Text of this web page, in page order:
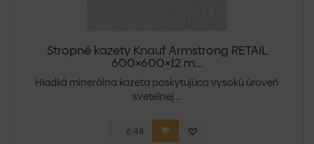
Stropné kazety Knauf Armstrong RETAIL
600×600×12 m...
Hladká minerálna kazeta poskytujúca vysokú úroveň
svetelnej ...